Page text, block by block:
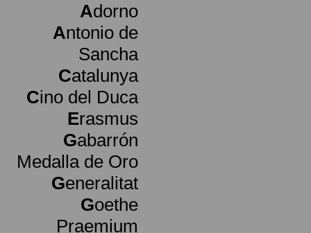
Adorno
Antonio de
Sancha
Catalunya
Cino del Duca
Erasmus
Gabarrón
Medalla de Oro
Generalitat
Goethe
Praemium